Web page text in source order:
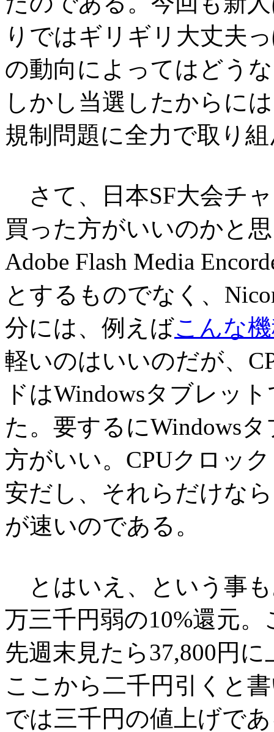
りではギリギリ大丈夫
の動向によってはどう
しかし当選したからに
規制問題に全力で取り
さて、日本SF大会チ
買った方がいいのかと
Adobe Flash Media
とするものでなく、
分には、例えばこんな
軽いのはいいのだが、
ドはWindowsタブレッ
た。要するにWindows
方がいい。CPUクロッ
安だし、それらだけな
が速いのである。
とはいえ、という事
万三千円弱の10%還元
先週末見たら37,800円
ここから二千円引くと
では三千円の値上げで